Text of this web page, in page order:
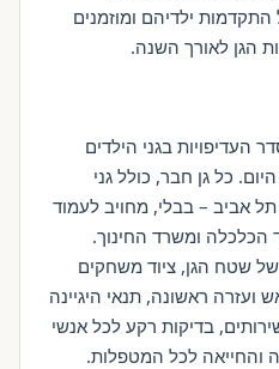
ילדיהם ומוזמנים
הגן לאורך השנה.
העדיפויות בגני הילדים
כל גן חבר, כולל גני
אביב – בבלי, מחויב לעמוד
ומשרד החינוך.
של שטח הגן, ציוד משחקים
ועזרה ראשונה, תנאי היגיינה
בדיקות רקע לכל אנשי
והחייאה לכל המטפלות.